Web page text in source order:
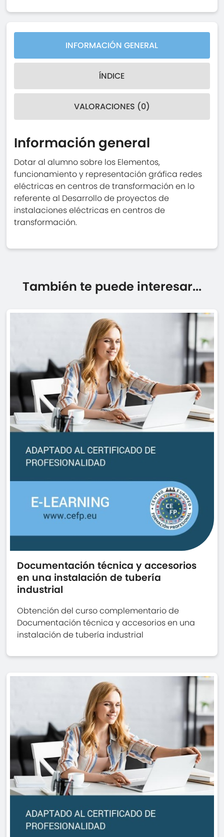
INFORMACIÓN GENERAL
ÍNDICE
VALORACIONES (0)
Información general
Dotar al alumno sobre los Elementos,
funcionamiento y representación gráfica redes
eléctricas en centros de transformación en lo
referente al Desarrollo de proyectos de
instalaciones eléctricas en centros de
transformación.
También te puede interesar...
Documentación técnica y accesorios
en una instalación de tubería
industrial
Obtención del curso complementario de
Documentación técnica y accesorios en una
instalación de tubería industrial